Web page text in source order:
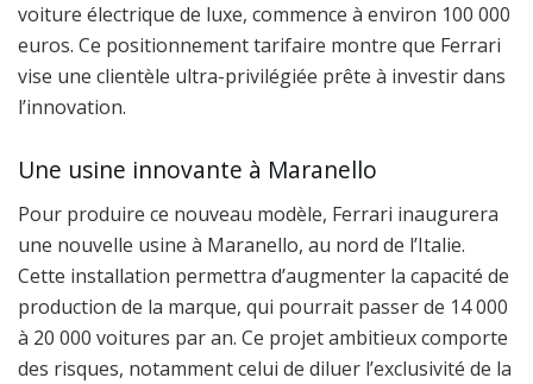
voiture électrique de luxe, commence à environ 100 000
euros. Ce positionnement tarifaire montre que Ferrari
vise une clientèle ultra-privilégiée prête à investir dans
l’innovation.
Une usine innovante à Maranello
Pour produire ce nouveau modèle, Ferrari inaugurera
une nouvelle usine à Maranello, au nord de l’Italie.
Cette installation permettra d’augmenter la capacité de
production de la marque, qui pourrait passer de 14 000
à 20 000 voitures par an. Ce projet ambitieux comporte
des risques, notamment celui de diluer l’exclusivité de la